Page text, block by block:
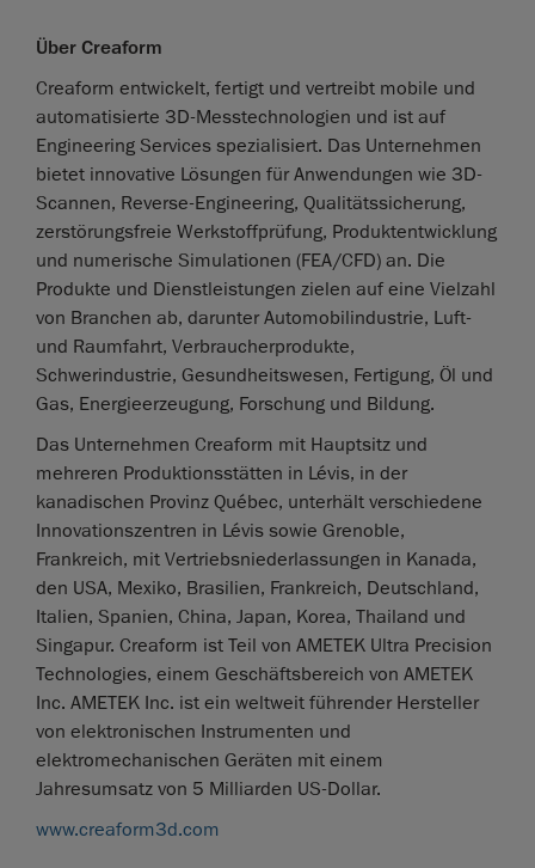
Über Creaform
Creaform entwickelt, fertigt und vertreibt mobile und
automatisierte 3D-Messtechnologien und ist auf
Engineering Services spezialisiert. Das Unternehmen
bietet innovative Lösungen für Anwendungen wie 3D-
Scannen, Reverse-Engineering, Qualitätssicherung,
zerstörungsfreie Werkstoffprüfung, Produktentwicklung
und numerische Simulationen (FEA/CFD) an. Die
Produkte und Dienstleistungen zielen auf eine Vielzahl
von Branchen ab, darunter Automobilindustrie, Luft-
und Raumfahrt, Verbraucherprodukte,
Schwerindustrie, Gesundheitswesen, Fertigung, Öl und
Gas, Energieerzeugung, Forschung und Bildung.
Das Unternehmen Creaform mit Hauptsitz und
mehreren Produktionsstätten in Lévis, in der
kanadischen Provinz Québec, unterhält verschiedene
Innovationszentren in Lévis sowie Grenoble,
Frankreich, mit Vertriebsniederlassungen in Kanada,
den USA, Mexiko, Brasilien, Frankreich, Deutschland,
Italien, Spanien, China, Japan, Korea, Thailand und
Singapur. Creaform ist Teil von AMETEK Ultra Precision
Technologies, einem Geschäftsbereich von AMETEK
Inc. AMETEK Inc. ist ein weltweit führender Hersteller
von elektronischen Instrumenten und
elektromechanischen Geräten mit einem
Jahresumsatz von 5 Milliarden US-Dollar.
www.creaform3d.com